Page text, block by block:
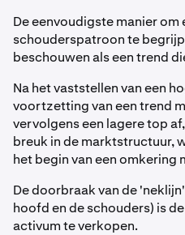
De eenvoudigste manier
schouderspatroon te
beschouwen als een trend
Na het vaststellen van een
voortzetting van een trend
vervolgens een lagere top
breuk in de marktstructuur,
het begin van een omkering
De doorbraak van de
hoofd en de schouders) is
activum te verkopen.